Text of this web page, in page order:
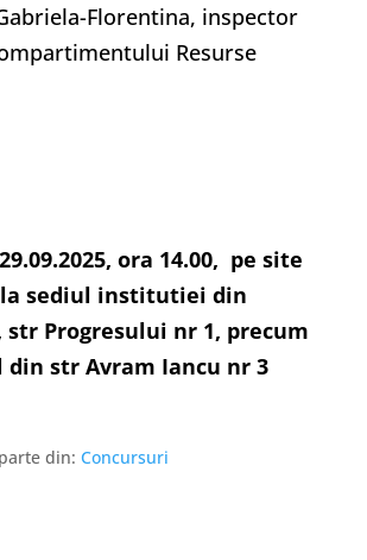
Florentina, inspector
Resurse
ora 14.00, pe site
sediul institutiei din
str Progresului nr 1, precum
din str Avram Iancu nr 3
din: Concursuri